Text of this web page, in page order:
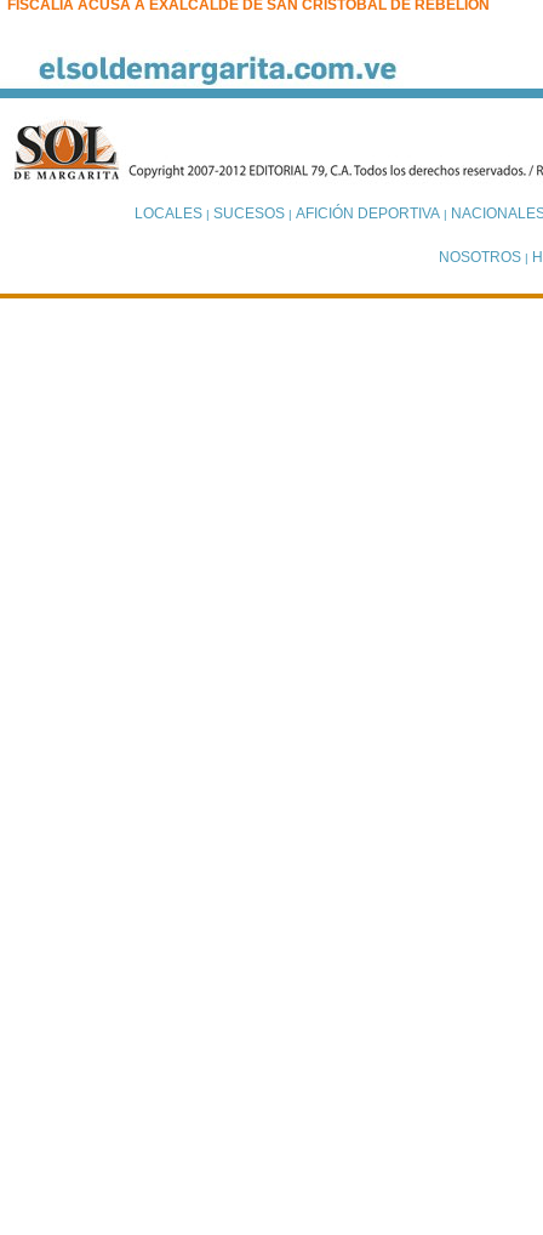
FISCALÍA ACUSA A EXALCALDE DE SAN CRISTÓBAL DE REBELIÓN
LOCALES| SUCESOS| AFICIÓN DEPORTIVA|
NOSOTROS |